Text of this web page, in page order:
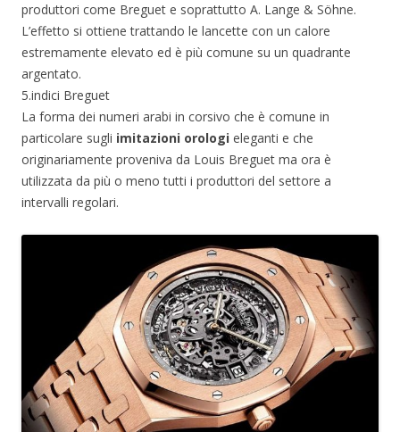
produttori come Breguet e soprattutto A. Lange & Söhne.
L’effetto si ottiene trattando le lancette con un calore
estremamente elevato ed è più comune su un quadrante
argentato.
5.indici Breguet
La forma dei numeri arabi in corsivo che è comune in
particolare sugli imitazioni orologi eleganti e che
originariamente proveniva da Louis Breguet ma ora è
utilizzata da più o meno tutti i produttori del settore a
intervalli regolari.